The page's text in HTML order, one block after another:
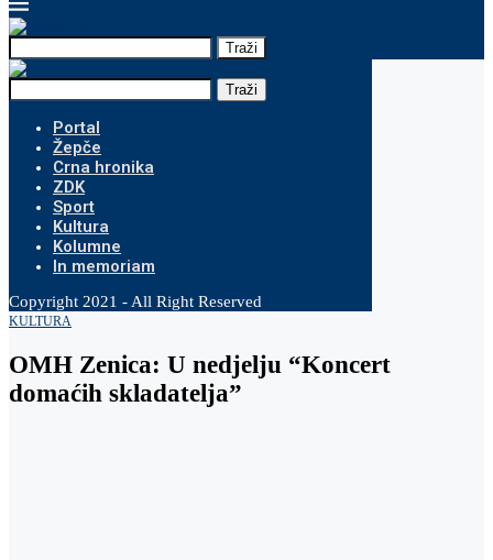
Traži
Traži
Portal
Žepče
Crna hronika
ZDK
Sport
Kultura
Kolumne
In memoriam
Copyright 2021 - All Right Reserved
KULTURA
OMH Zenica: U nedjelju “Koncert
domaćih skladatelja”